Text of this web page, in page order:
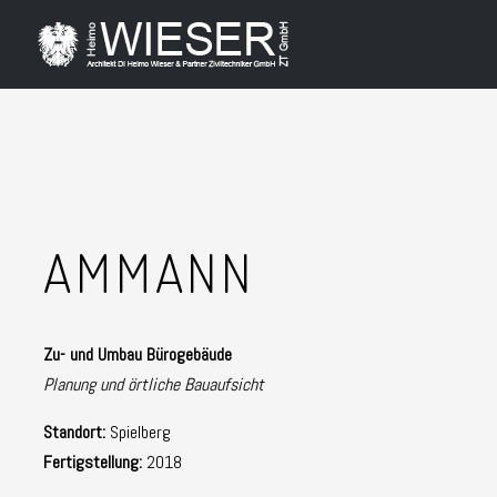
AMMANN
Zu- und Umbau Bürogebäude
Planung und örtliche Bauaufsicht
Standort: Spielberg
Fertigstellung: 2018